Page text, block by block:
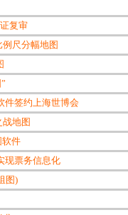
复审
尺分幅地图
件签约上海世博会
地图
软件
现票务信息化
图)